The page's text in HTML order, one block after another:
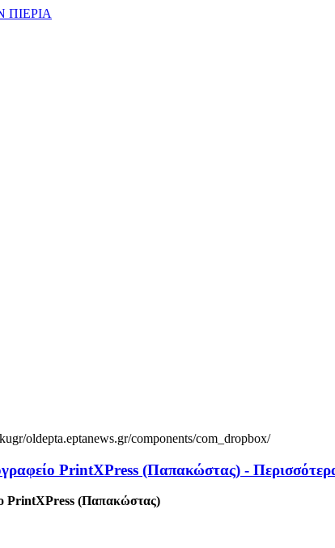
oldepta.eptanews.gr/components/com_dropbox/
PrintXPress (Παπακώστας) -
PrintXPress (Παπακώστας)